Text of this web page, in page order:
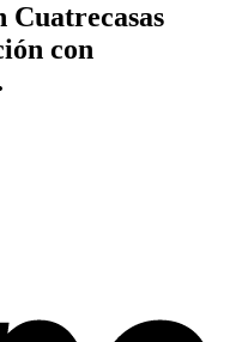
Cuatrecasas
con